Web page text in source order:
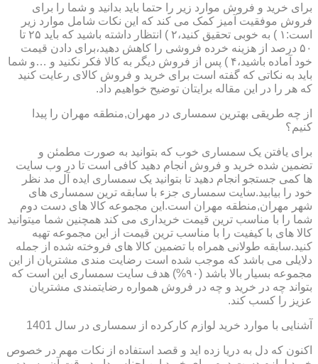
برای خرید و فروش موارد زیر را حتما باید بدانید و شما را برای
فروش موفقیت آمیز کمک می کند که این نکات شامل موارد زیر
است:۱ ) به خوبی تحقیق کنید،۲ ) انتظار داشته باشید که باید ۲۵ تا
۵۰ درصد از هزینه خرده فروشی را کاهش دهید،برای دادن قیمت
خود آماده باشید،۴ ) پس از فروش دیگر به کالا فکر نکنید و …و شما
باید به نکاتی که گفته است برای خرید و فروش کالای رعایت کنید
که هر را در این مقاله برایتان توضیح خواهیم داد.
از چه طریقی بهترین سمساری در مهران,منطقه مهران را پیدا
کنیم؟
برای یافتن یک سمساری خوب که بتوانید به صورت مطمئن و
تضمین شده خرید و فروش انجام دهید کافی است تا در وب سایت
ها کمی جستجو انجام دهید تا بتوانید یک سمساری ایده آل مد نظر
خود را بیابید.سایت سمساری جزء با سابقه ترین سمساری های
شهر مهران,منطقه مهران است.این مجموعه کالا های دست دوم
شما را با مناسب ترین قیمت خریداری می کند همچنین شما میتوانید
کالا های با کیفیت را با مناسب ترین قیمت از این مجموعه تهیه
کنید.سابقه طولانی همراه با تضمین کالا های فروخته شده از جمله
دلایلی می باشد که موجب شده است رضایت مندی مشتریان از این
مجموعه بسیار بالا باشد (۹۰%) هدف سایت سمساری این است که
بتواند چه در خرید و چه در فروش همواره رضایتمندی مشتریان
عزیز را کسب کند.
آشنایی با موارد خرید لوازم کارکرده از سمساری در سال 1401
اکنون که دل به دریا زده اید و قصد استفاده از نکات مهم در خصوص